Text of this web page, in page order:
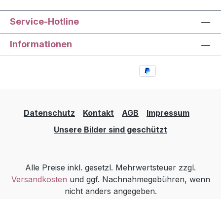
Service-Hotline
Informationen
Datenschutz Kontakt AGB
Impressum
Unsere Bilder sind geschützt
Alle Preise inkl. gesetzl. Mehrwertsteuer zzgl.
Versandkosten und ggf. Nachnahmegebühren, wenn
nicht anders angegeben.